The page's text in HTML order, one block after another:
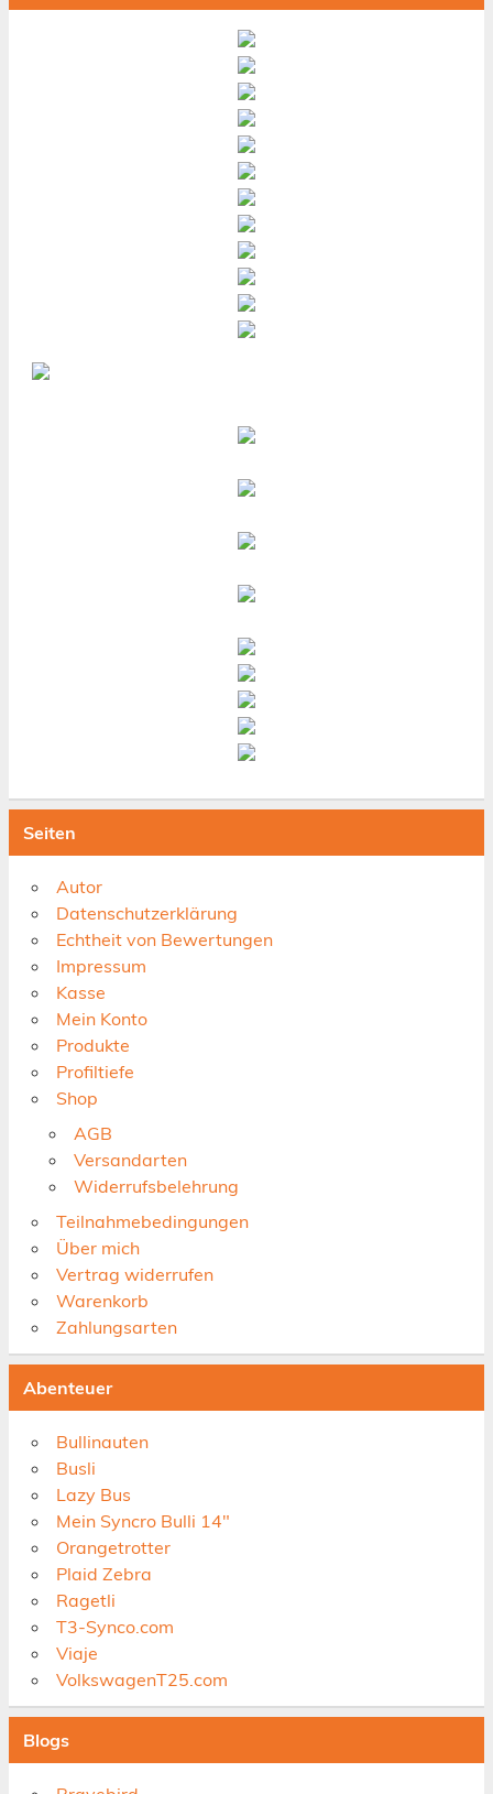
Seiten
Autor
Datenschutzerklärung
Echtheit von Bewertungen
Impressum
Kasse
Mein Konto
Produkte
Profiltiefe
Shop
AGB
Versandarten
Widerrufsbelehrung
Teilnahmebedingungen
Über mich
Vertrag widerrufen
Warenkorb
Zahlungsarten
Abenteuer
Bullinauten
Busli
Lazy Bus
Mein Syncro Bulli 14"
Orangetrotter
Plaid Zebra
Ragetli
T3-Synco.com
Viaje
VolkswagenT25.com
Blogs